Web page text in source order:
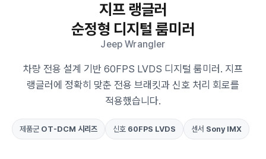
지프 랭글러
순정형 디지털 룸미러
Jeep Wrangler
차량 전용 설계 기반 60FPS LVDS 디지털 룸미러. 지프
랭글러에 정확히 맞춘 전용 브래킷과 신호 처리 회로를
적용했습니다.
제품군 OT-DCM 시리즈 신호 60FPS LVDS 센서 Sony IMX